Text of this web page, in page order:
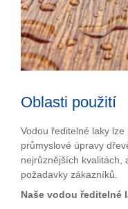
Oblasti použití
Vodou ředitelné laky
průmyslové úpravy
nejrůznějších kvalitách,
požadavky zákazníků.
Naše vodou ředitelné